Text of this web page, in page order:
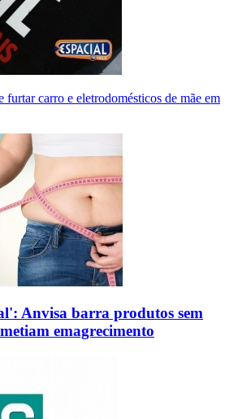
furtar carro e eletrodomésticos de mãe em
Anvisa barra produtos sem
emagrecimento